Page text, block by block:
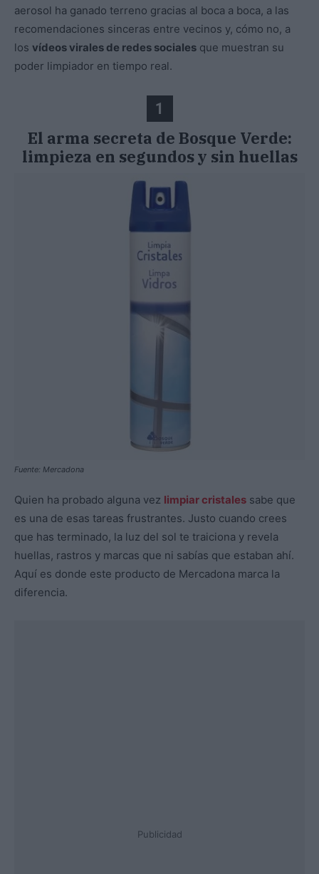
aerosol ha ganado terreno gracias al boca a boca, a las
recomendaciones sinceras entre vecinos y, cómo no, a
los vídeos virales de redes sociales que muestran su
poder limpiador en tiempo real.
1
El arma secreta de Bosque Verde:
limpieza en segundos y sin huellas
Fuente: Mercadona
Quien ha probado alguna vez limpiar cristales sabe que
es una de esas tareas frustrantes. Justo cuando crees
que has terminado, la luz del sol te traiciona y revela
huellas, rastros y marcas que ni sabías que estaban ahí.
Aquí es donde este producto de Mercadona marca la
diferencia.
Publicidad